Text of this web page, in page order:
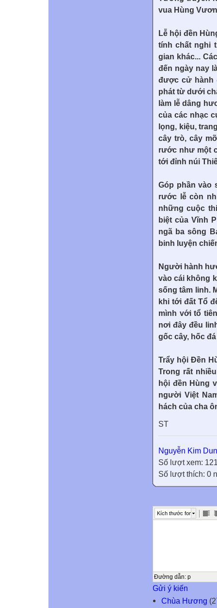
vua Hùng
Lễ hội đền
tính chất nghi
gian khác...
đến ngày nay
được cử hành
phát từ dưới
làm lễ dâng
của các nhạc
lọng, kiệu,
cây trò, cây
rước như một
tới đỉnh núi
Góp phần vào
rước lễ còn
những cuộc
biệt của Vĩnh
ngã ba sông
binh luyện
Người hành
vào cái không
sống tâm linh.
khi tới đất Tổ
mình với tổ
nơi đây đều
gốc cây, hốc
Trẩy hội Đền
Trong rất
hội đền Hùng
người Việt
hách của cha
ST
Nguyễn Kim
Số lượt xem:
Số lượt thích: 0
Kích thước font
Đường dẫn: p
Gửi ý kiến
Chùa Hương